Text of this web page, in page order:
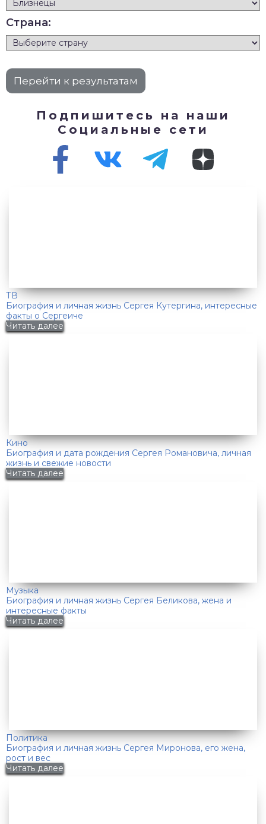
Страна:
Подпишитесь на наши
Социальные сети
ТВ
Биография и личная жизнь Сергея Кутергина, интересные
факты о Сергеиче
Читать далее
Кино
Биография и дата рождения Сергея Романовича, личная
жизнь и свежие новости
Читать далее
Музыка
Биография и личная жизнь Сергея Беликова, жена и
интересные факты
Читать далее
Политика
Биография и личная жизнь Сергея Миронова, его жена,
рост и вес
Читать далее